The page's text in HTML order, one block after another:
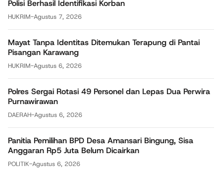
Polisi Berhasil Identifikasi Korban
HUKRIM-Agustus 7, 2026
Mayat Tanpa Identitas Ditemukan Terapung di Pantai
Pisangan Karawang
HUKRIM-Agustus 6, 2026
Polres Sergai Rotasi 49 Personel dan Lepas Dua Perwira
Purnawirawan
DAERAH-Agustus 6, 2026
Panitia Pemilihan BPD Desa Amansari Bingung, Sisa
Anggaran Rp5 Juta Belum Dicairkan
POLITIK-Agustus 6, 2026